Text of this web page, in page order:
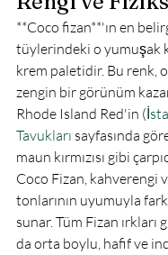
**Coco fizan**'ın en
tüylerindeki o yumuşak
krem paletidir. Bu renk,
zengin bir görünüm
Rhode Island Red'in (
Tavukları sayfasında
maun kırmızısı gibi
Coco Fizan, kahverengi
tonlarının uyumuyla
sunar. Tüm Fizan ırkları
da orta boylu, hafif ve